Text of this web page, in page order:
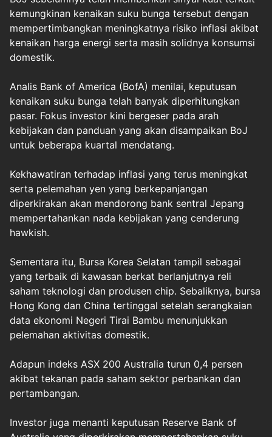
kemungkinan kenaikan suku bunga tersebut dengan
mempertimbangkan meningkatnya risiko inflasi akibat
kenaikan harga energi serta masih solidnya konsumsi
domestik.
Analis Bank of America (BofA) menilai, keputusan
kenaikan suku bunga telah banyak diperhitungkan
pasar. Fokus investor kini bergeser pada arah
kebijakan dan panduan yang akan disampaikan BoJ
untuk beberapa kuartal mendatang.
Kekhawatiran terhadap inflasi yang terus meningkat
serta pelemahan yen yang berkepanjangan
diperkirakan akan mendorong bank sentral Jepang
mempertahankan nada kebijakan yang cenderung
hawkish.
Sementara itu, Bursa Korea Selatan tampil sebagai
yang terbaik di kawasan berkat berlanjutnya reli
saham teknologi dan produsen chip. Sebaliknya, bursa
Hong Kong dan China tertinggal setelah serangkaian
data ekonomi Negeri Tirai Bambu menunjukkan
pelemahan aktivitas domestik.
Adapun indeks ASX 200 Australia turun 0,4 persen
akibat tekanan pada saham sektor perbankan dan
pertambangan.
Investor juga menanti keputusan Reserve Bank of